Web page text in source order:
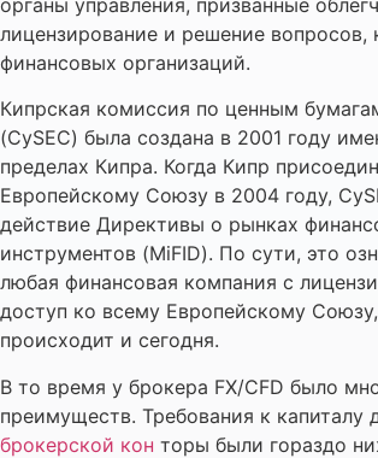
органы управления, призванные
лицензирование и решение вопросов,
финансовых организаций.
Кипрская комиссия по ценным
(CySEC) была создана в 2001 году
пределах Кипра. Когда Кипр
Европейскому Союзу в 2004 году,
действие Директивы о рынках
инструментов (MiFID). По сути, это
любая финансовая компания с
доступ ко всему Европейскому
происходит и сегодня.
В то время у брокера FX/CFD было
преимуществ. Требования к капиталу
брокерской кон торы были гораздо